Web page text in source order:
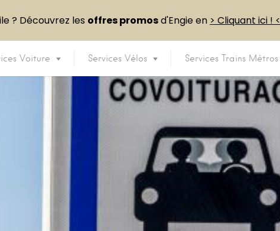
Voiture Services Vélos Services Trains Métros
? Découvrez les offres promosd'Engie en > Cliquant ici ! <